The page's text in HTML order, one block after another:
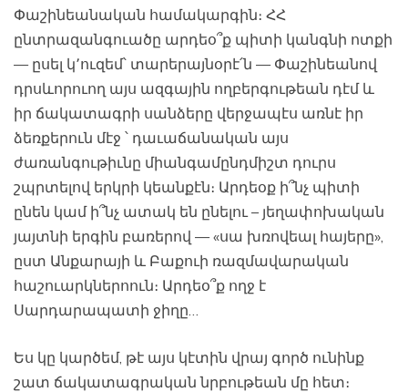
Փաշինեանական համակարգին։ ՀՀ
ընտրազանգուածը արդեօ՞ք պիտի կանգնի ոտքի
— ըսել կ՚ուզեմ՝ տարերայնօրէ՛ն — Փաշինեանով
դրսևորուող այս ազգային ողբերգութեան դէմ և
իր ճակատագրի սանձերը վերջապէս առնէ իր
ձեռքերուն մէջ ՝ դաւաճանական այս
ժառանգութիւնը միանգամընդմիշտ դուրս
շպրտելով երկրի կեանքէն։ Արդեօք ի՞նչ պիտի
ընեն կամ ի՞նչ ատակ են ընելու – յեղափոխական
յայտնի երգին բառերով — «սա խռովեալ հայերը»,
ըստ Անքարայի և Բաքուի ռազմավարական
հաշուարկներոուն։ Արդեօ՞ք ողջ է
Սարդարապատի ջիղը…
Ես կը կարծեմ, թէ այս կէտին վրայ գործ ունինք
շատ ճակատագրական նրբութեան մը հետ։